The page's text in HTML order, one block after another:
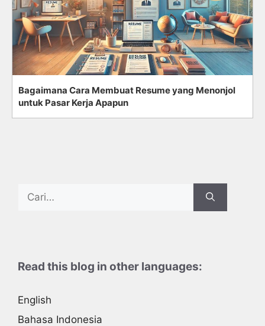
Bagaimana Cara Membuat Resume yang Menonjol
untuk Pasar Kerja Apapun
for:
Read this blog in other languages:
English
Bahasa Indonesia